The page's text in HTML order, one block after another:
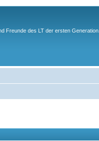
Freunde des LT der ersten Generation.